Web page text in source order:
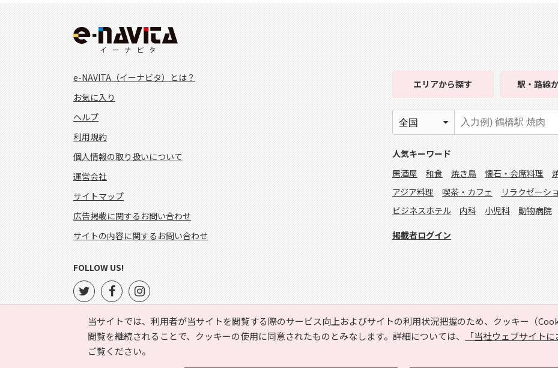
当サイトでは、利用者が当サイトを閲覧する際のサービス向上およびサイトの利用状況把握のため、クッキー（
閲覧を継続されることで、クッキーの使用に同意されたものとみなします。詳細については、
「当社ウェブサイト
ご覧ください。
e-NAVITA（イーナビタ）とは？
お気に入り
ヘルプ
利用規約
個人情報の取り扱いについて
運営会社
サイトマップ
広告掲載に関するお問い合わせ
サイトの内容に関するお問い合わせ
エリアから探す 駅・路線
人気キーワード
居酒屋
和食 焼き鳥 懐石・会席料理
アジア料理
喫茶・カフェ リラクゼーシ
ビジネスホテル
内科 小児科 動物病院
掲載者ログイン
FOLLOW US!
Copyright © HYOJITO.Co.,Ltd. All Rights Reserved.